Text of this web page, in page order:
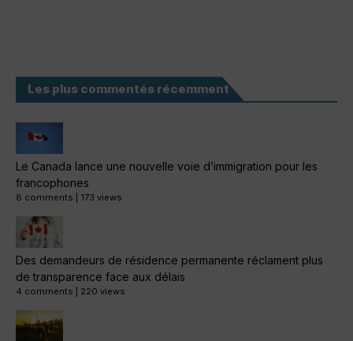
Les plus commentés récemment
Le Canada lance une nouvelle voie d’immigration pour les
francophones
8 comments 173 views
Des demandeurs de résidence permanente réclament plus
de transparence face aux délais
4 comments 220 views